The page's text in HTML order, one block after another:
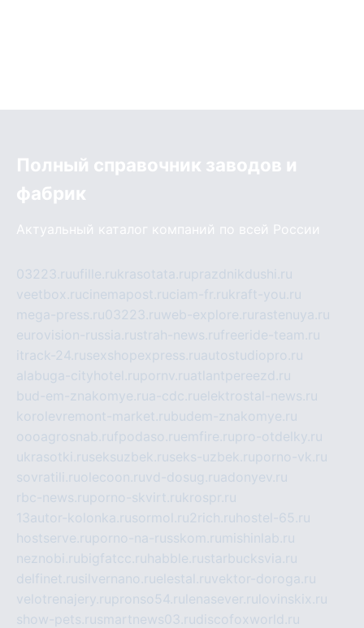
Полный справочник заводов и
фабрик
Актуальный каталог компаний по всей России
03223.ruufille.rukrasotata.ruprazdnikdushi.ru
veetbox.rucinemapost.ruciam-fr.rukraft-you.ru
mega-press.ru03223.ruweb-explore.ru rastenuya.ru
eurovision-russia.rustrah-news.rufreeride-team.ru
itrack-24.rusexshopexpress.ruautostudiopro.ru
alabuga-cityhotel.rupornv.ruatlantpereezd.ru
bud-em-znakomye.rua-cdc.ruelektrostal-news.ru
korolevremont-market.rubudem-znakomye.ru
oooagrosnab.rufpodaso.ruemfire.rupro-otdelky.ru
ukrasotki.ruseksuzbek.ruseks-uzbek.ruporno-vk.ru
sovratili.ruolecoon.ruvd-dosug.ruadonyev.ru
rbc-news.ruporno-skvirt.rukrospr.ru
13autor-kolonka.rusormol.ru2rich.ru hostel-65.ru
hostserve.ruporno-na-russkom.ru mishinlab.ru
neznobi.rubigfatcc.ru habble.rustarbucksvia.ru
delfinet.rusilvernano.ruelestal.ruvektor-doroga.ru
velotrenajery.rupronso54.ru lenasever.ru lovinskix.ru
show-pets.rusmartnews03.rudiscofoxworld.ru